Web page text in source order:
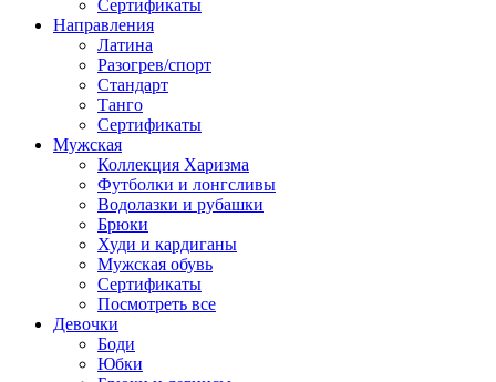
Сертификаты
Направления
Латина
Разогрев/спорт
Стандарт
Танго
Сертификаты
Мужская
Коллекция Харизма
Футболки и лонгсливы
Водолазки и рубашки
Брюки
Худи и кардиганы
Мужская обувь
Сертификаты
Посмотреть все
Девочки
Боди
Юбки